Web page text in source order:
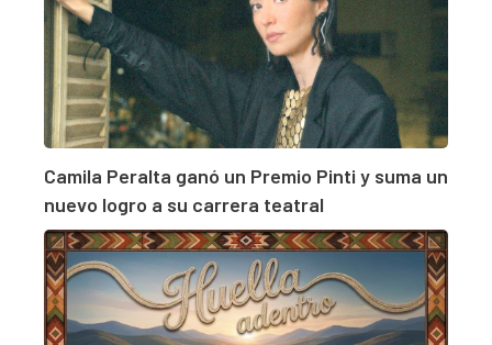
Camila Peralta ganó un Premio Pinti y suma un
nuevo logro a su carrera teatral